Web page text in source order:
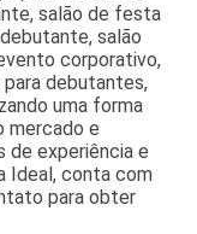
salão de festa
salão
corporativo,
debutantes,
uma forma
mercado e
de experiência e
Ideal, conta com
para obter